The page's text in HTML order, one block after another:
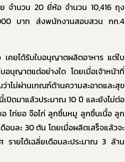
จำนวน 20ยี่ห้อ จำนวน 10,416ถุง
บาท ส่งพนักงานสอบสวน กก.4
เคยได้รับใบอนุญาตผลิตอาหาร แต่ใบ
นุญาตแต่อย่างใด โดยเมื่อเจ้าหน้าที่
ม่ผ่านเกณฑ์ด้านความสะอาดและสุข
เปิดมาแล้วประมาณ 10 ปี และยังไม่ต่อ
ไก่ยอ จ๊อไก่ ลูกชิ้นหมู ลูกชิ้นเนื้อ ลูก
นละ 30 ตัน โดยเมื่อผลิตเสร็จแล้วจะ
รายได้เฉลี่ยเดือนละประมาณ 3 ล้าน
อกหัวข้อที่ท่านต้องการ Subscribe